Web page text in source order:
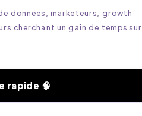
données, marketeurs, growth
cherchant un gain de temps sur
rapide 🧠